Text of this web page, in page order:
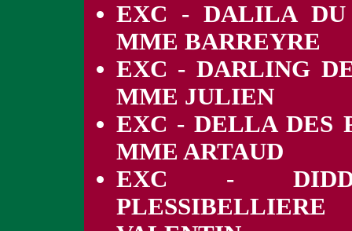
EXC - DALILA DU
MME BARREYRE
EXC - DARLING
MME JULIEN
EXC - DELLA DES
MME ARTAUD
EXC -